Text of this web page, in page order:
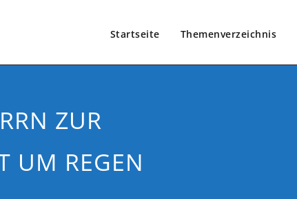
Startseite Themenverzeichnis
ZUR
UM REGEN